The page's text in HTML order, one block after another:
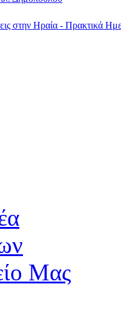
στην Ηραία - Πρακτικά
Μας